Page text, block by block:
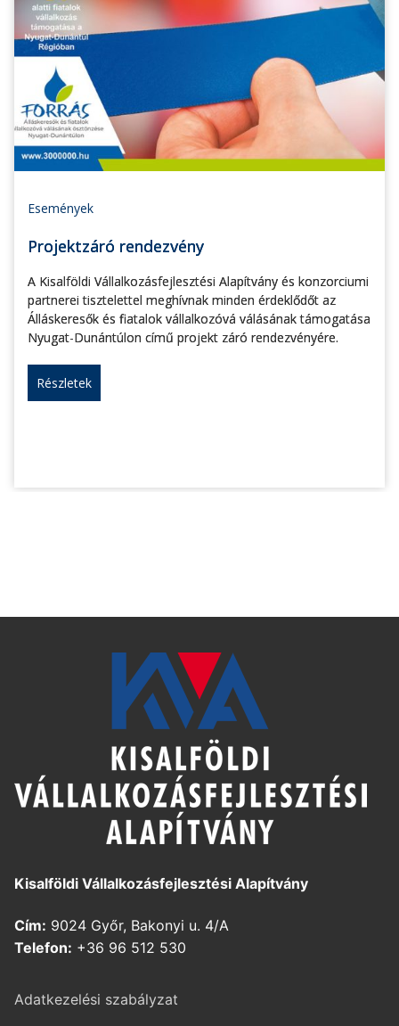
Események
Projektzáró rendezvény
A Kisalföldi Vállalkozásfejlesztési Alapítvány és konzorciumi
partnerei tisztelettel meghívnak minden érdeklődőt az
Álláskeresők és fiatalok vállalkozóvá válásának támogatása
Nyugat-Dunántúlon című projekt záró rendezvényére.
Részletek
Kisalföldi Vállalkozásfejlesztési Alapítvány
Cím: 9024 Győr, Bakonyi u. 4/A
Telefon: +36 96 512 530
Adatkezelési szabályzat